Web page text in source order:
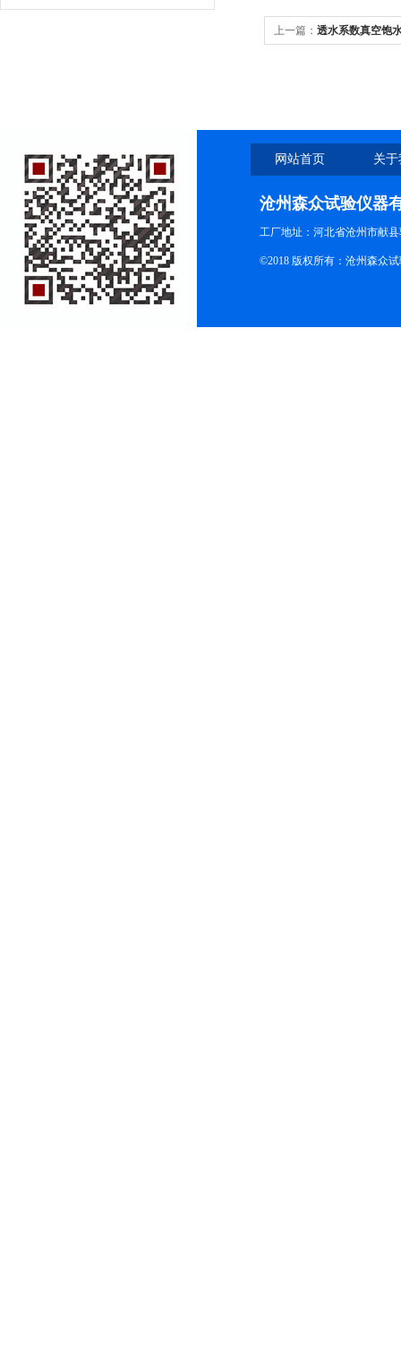
上一篇： 透水系数真空饱
网站首页 关
沧州森众试验仪器
工厂地址：河北省沧州市献
©2018 版权所有：沧州森众